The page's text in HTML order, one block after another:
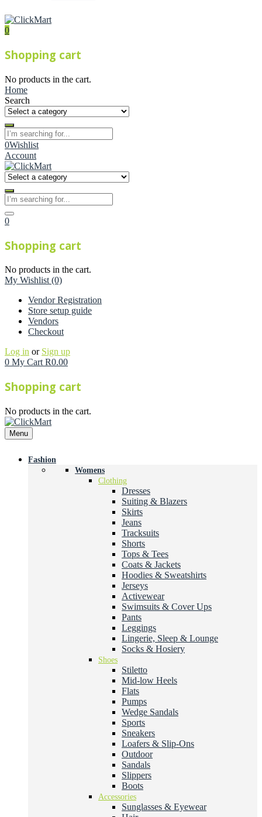
0
Shopping cart
No products in the cart.
Home
Search
0Wishlist
Account
0
Shopping cart
No products in the cart.
My Wishlist (0)
Vendor Registration
Store setup guide
Vendors
Checkout
Log in or Sign up
0 My Cart R0.00
Shopping cart
No products in the cart.
Menu
Fashion
Womens
Clothing
Dresses
Suiting & Blazers
Skirts
Jeans
Tracksuits
Shorts
Tops & Tees
Coats & Jackets
Hoodies & Sweatshirts
Jerseys
Activewear
Swimsuits & Cover Ups
Pants
Leggings
Lingerie, Sleep & Lounge
Socks & Hosiery
Shoes
Stiletto
Mid-low Heels
Flats
Pumps
Wedge Sandals
Sports
Sneakers
Loafers & Slip-Ons
Outdoor
Sandals
Slippers
Boots
Accessories
Sunglasses & Eyewear